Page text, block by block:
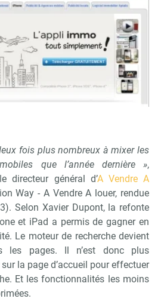
fois plus nombreux à mixer les
que l’année dernière »,
directeur général d’A Vendre A
Way - A Vendre A louer, rendue
Selon Xavier Dupont, la refonte
et iPad a permis de gagner en
Le moteur de recherche devient
les pages. Il n’est donc plus
la page d’accueil pour effectuer
Et les fonctionnalités les moins